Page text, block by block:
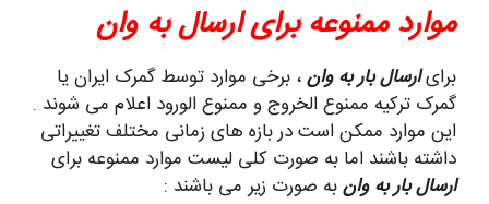
موارد ممنوعه برای ارسال به وان
برایارسال بار به وان، برخی موارد توسط گمرک ایران یا
گمرک ترکیه ممنوع الخروج و ممنوع الورود اعلام می شوند .
این موارد ممکن است در بازه های زمانی مختلف تغییراتی
داشته باشند اما به صورت کلی لیست موارد ممنوعه برای
ارسال بار به وانبه صورت زیر می باشند :